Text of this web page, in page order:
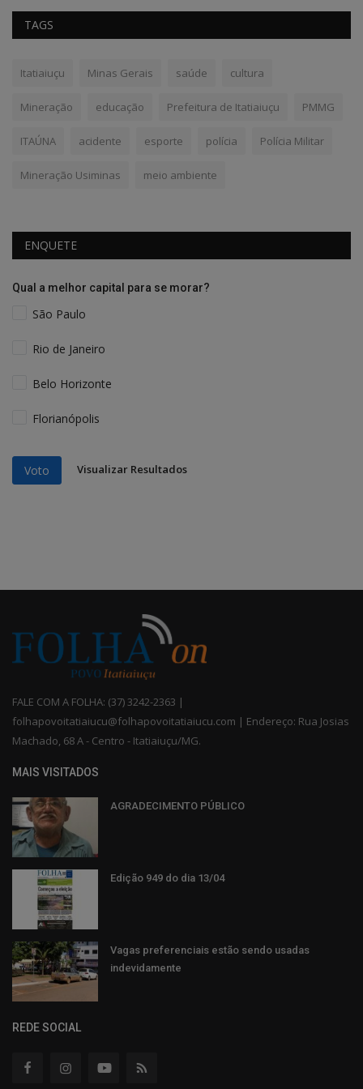
TAGS
Itatiaiuçu Minas Gerais saúde cultura
Mineração educação Prefeitura de Itatiaiuçu PMMG
ITAÚNA acidente esporte polícia Polícia Militar
Mineração Usiminas meio ambiente
ENQUETE
Qual a melhor capital para se morar?
São Paulo
Rio de Janeiro
Belo Horizonte
Florianópolis
Voto Visualizar Resultados
FALE COM A FOLHA: (37) 3242-2363 |
folhapovoitatiaiucu@folhapovoitatiaiucu.com | Endereço: Rua Josias
Machado, 68 A - Centro - Itatiaiuçu/MG.
MAIS VISITADOS
AGRADECIMENTO PÚBLICO
Edição 949 do dia 13/04
Vagas preferenciais estão sendo usadas
indevidamente
REDE SOCIAL